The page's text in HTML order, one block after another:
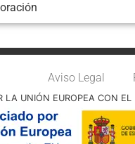
Aviso Legal
LA UNIÓN EUROPEA CON